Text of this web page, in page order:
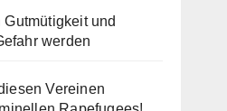
und
werden
Vereinen